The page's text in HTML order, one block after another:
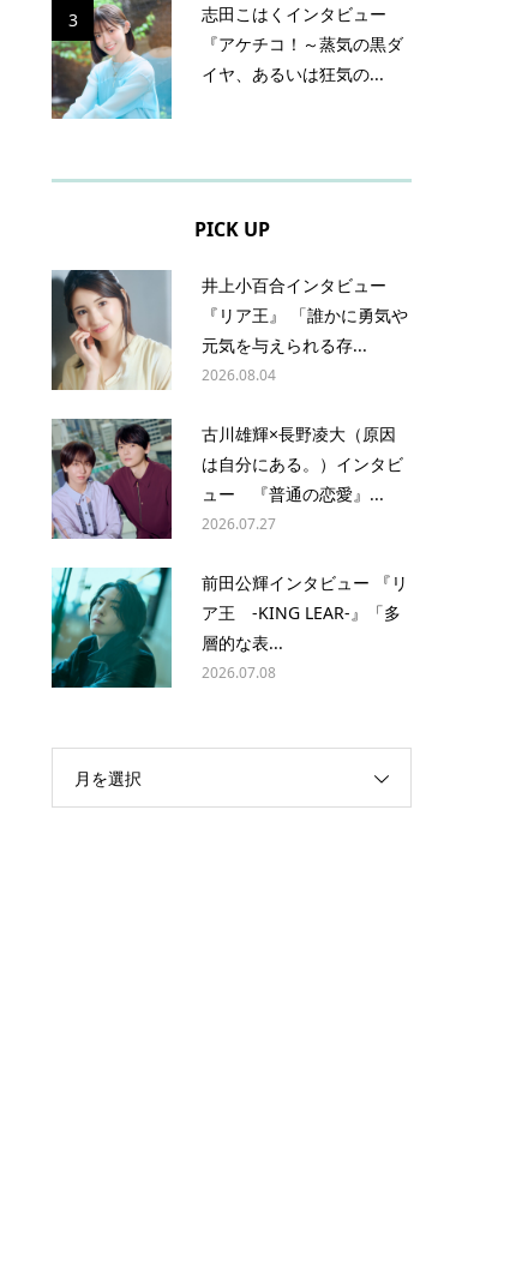
3
志田こはくインタビュー
『アケチコ！～蒸気の黒ダ
イヤ、あるいは狂気の...
PICK UP
井上小百合インタビュー
『リア王』 「誰かに勇気や
元気を与えられる存...
2026.08.04
古川雄輝×長野凌大（原因
は自分にある。）インタビ
ュー 『普通の恋愛』...
2026.07.27
前田公輝インタビュー 『リ
ア王 -KING LEAR-』「多
層的な表...
2026.07.08
月を選択